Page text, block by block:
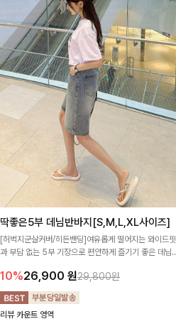
딱좋은5부 데님반바지[S,M,L,XL사이즈]
[허벅지군살커버/히든밴딩]여유롭게 떨어지는 와이드핏
과 부담 없는 5부 기장으로 편안하게 즐기기 좋은 데님
디한 무드로 연출
10%26,900 원29,800원
리뷰 카운트 영역